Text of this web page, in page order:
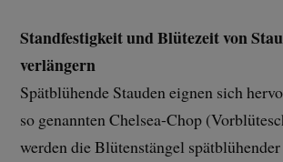
Standfestigkeit und Blütezeit von
verlängern
Spätblühende Stauden eignen sich
so genannten Chelsea-Chop
werden die Blütenstängel